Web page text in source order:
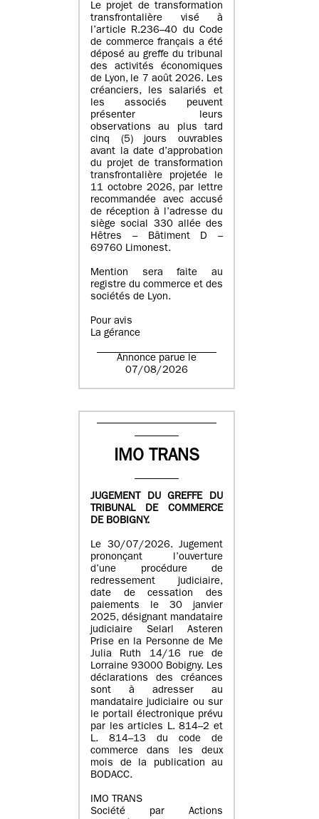
Le projet de transformation
transfrontalière visé à
l’article R.236–40 du Code
de commerce français a été
déposé au greffe du tribunal
des activités économiques
de Lyon, le 7 août 2026. Les
créanciers, les salariés et
les associés peuvent
présenter leurs
observations au plus tard
cinq (5) jours ouvrables
avant la date d’approbation
du projet de transformation
transfrontalière projetée le
11 octobre 2026, par lettre
recommandée avec accusé
de réception à l’adresse du
siège social 330 allée des
Hêtres – Bâtiment D –
69760 Limonest.
Mention sera faite au
registre du commerce et des
sociétés de Lyon.
Pour avis
La gérance
Annonce parue le
07/08/2026
IMO TRANS
JUGEMENT DU GREFFE DU
TRIBUNAL DE COMMERCE
DE BOBIGNY.
Le 30/07/2026. Jugement
prononçant l’ouverture
d’une procédure de
redressement judiciaire,
date de cessation des
paiements le 30 janvier
2025, désignant mandataire
judiciaire Selarl Asteren
Prise en la Personne de Me
Julia Ruth 14/16 rue de
Lorraine 93000 Bobigny. Les
déclarations des créances
sont à adresser au
mandataire judiciaire ou sur
le portail électronique prévu
par les articles L. 814–2 et
L. 814–13 du code de
commerce dans les deux
mois de la publication au
BODACC.
IMO TRANS
Société par Actions